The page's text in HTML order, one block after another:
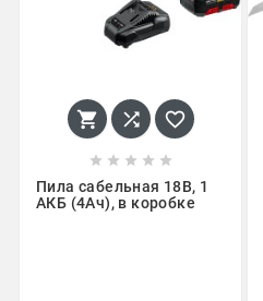
  
    
Пила сабельная 18В, 1
АКБ (4Ач), в коробке